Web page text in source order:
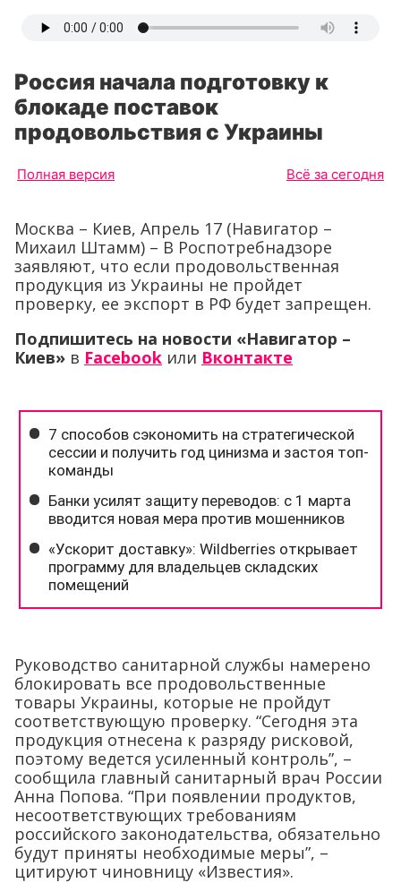
Россия начала подготовку к
блокаде поставок
продовольствия с Украины
Полная версия Всё за сегодня
Москва – Киев, Апрель 17 (Навигатор –
Михаил Штамм) – В Роспотребнадзоре
заявляют, что если продовольственная
продукция из Украины не пройдет
проверку, ее экспорт в РФ будет запрещен.
Подпишитесь на новости «Навигатор –
Киев» в Facebook или Вконтакте
Руководство санитарной службы намерено
блокировать все продовольственные
товары Украины, которые не пройдут
соответствующую проверку. “Сегодня эта
продукция отнесена к разряду рисковой,
поэтому ведется усиленный контроль”, –
сообщила главный санитарный врач России
Анна Попова. “При появлении продуктов,
несоответствующих требованиям
российского законодательства, обязательно
будут приняты необходимые меры”, –
цитируют чиновницу «Известия».